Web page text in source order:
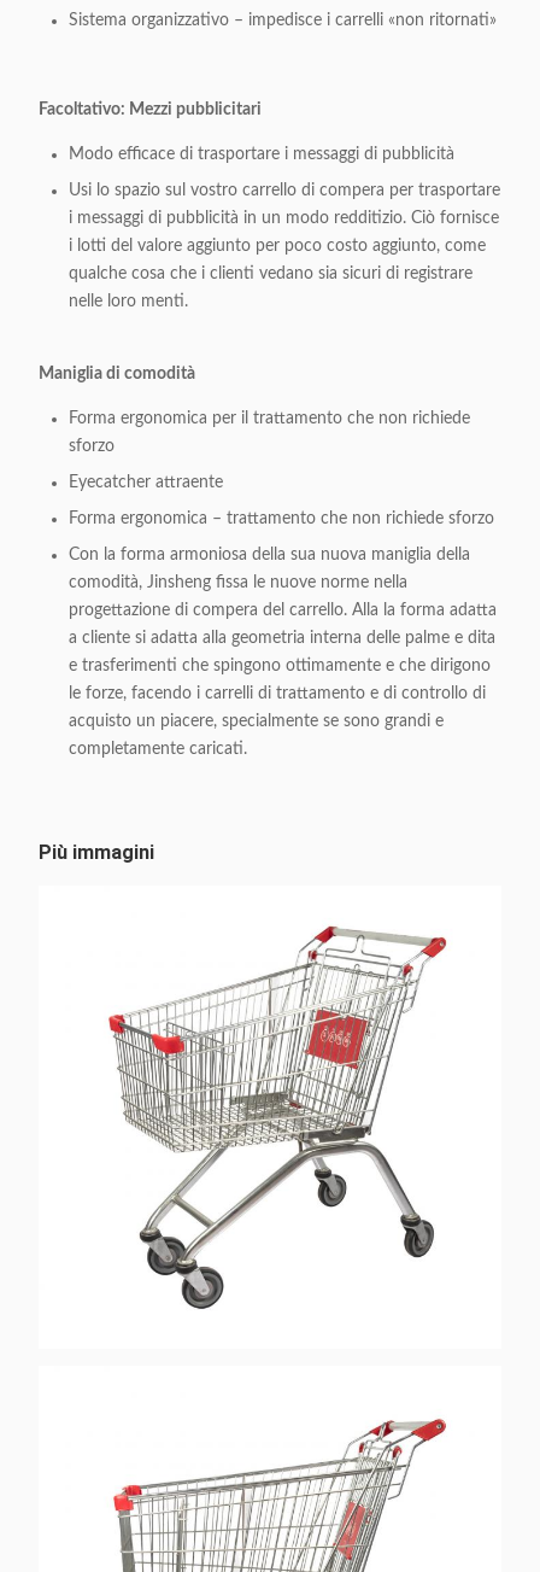
Sistema organizzativo – impedisce i carrelli «non ritornati»
Facoltativo: Mezzi pubblicitari
Modo efficace di trasportare i messaggi di pubblicità
Usi lo spazio sul vostro carrello di compera per trasportare
i messaggi di pubblicità in un modo redditizio. Ciò fornisce
i lotti del valore aggiunto per poco costo aggiunto, come
qualche cosa che i clienti vedano sia sicuri di registrare
nelle loro menti.
Maniglia di comodità
Forma ergonomica per il trattamento che non richiede
sforzo
Eyecatcher attraente
Forma ergonomica – trattamento che non richiede sforzo
Con la forma armoniosa della sua nuova maniglia della
comodità, Jinsheng fissa le nuove norme nella
progettazione di compera del carrello. Alla la forma adatta
a cliente si adatta alla geometria interna delle palme e dita
e trasferimenti che spingono ottimamente e che dirigono
le forze, facendo i carrelli di trattamento e di controllo di
acquisto un piacere, specialmente se sono grandi e
completamente caricati.
Più immagini